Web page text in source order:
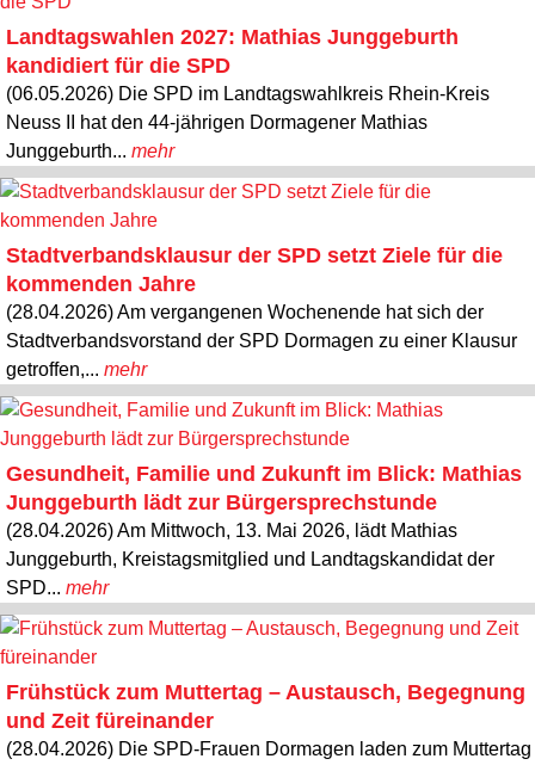
Landtagswahlen 2027: Mathias Junggeburth
kandidiert für die SPD
(06.05.2026) Die SPD im Landtagswahlkreis Rhein-Kreis
Neuss II hat den 44-jährigen Dormagener Mathias
Junggeburth... mehr
Stadtverbandsklausur der SPD setzt Ziele für die
kommenden Jahre
(28.04.2026) Am vergangenen Wochenende hat sich der
Stadtverbandsvorstand der SPD Dormagen zu einer Klausur
getroffen,... mehr
Gesundheit, Familie und Zukunft im Blick: Mathias
Junggeburth lädt zur Bürgersprechstunde
(28.04.2026) Am Mittwoch, 13. Mai 2026, lädt Mathias
Junggeburth, Kreistagsmitglied und Landtagskandidat der
SPD... mehr
Frühstück zum Muttertag – Austausch, Begegnung
und Zeit füreinander
(28.04.2026) Die SPD-Frauen Dormagen laden zum Muttertag